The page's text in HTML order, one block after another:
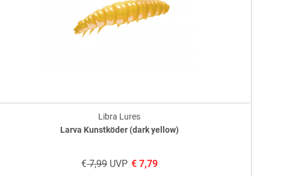
Libra Lures
Larva Kunstköder (dark yellow)
€7,99UVP €7,79